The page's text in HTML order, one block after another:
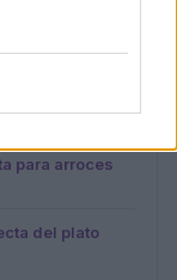
PB&J
para arroces
del plato